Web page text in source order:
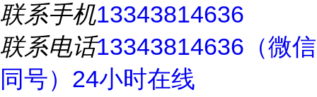
联系手机13343814636
联系电话13343814636（微信
同号）24小时在线